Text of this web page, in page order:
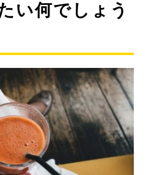
い何でしょう